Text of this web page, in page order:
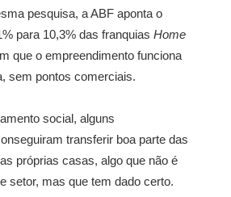
pesquisa, a ABF aponta o
para 10,3% das franquias Home
que o empreendimento funciona
sem pontos comerciais.
social, alguns
transferir boa parte das
próprias casas, algo que não é
setor, mas que tem dado certo.